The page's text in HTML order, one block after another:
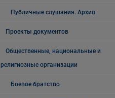
Публичные слушания. Архив
Проекты документов
Общественные, национальные и
религиозные организации
Боевое братство